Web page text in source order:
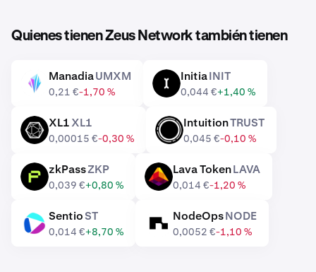
Quienes tienen Zeus Network también tienen
UMXM ManadiaUMXM
0,21 €-1,70 %
InitiaINIT
0,044 €+1,40 %
XL1 XL1XL1
0,00015 €-0,30 %
IntuitionTRUST
0,045 €-0,10 %
ZKP zkPassZKP
0,039 €+0,80 %
LAVA Lava TokenLAVA
0,014 €-1,20 %
SentioST
0,014 €+8,70 %
NODE NodeOpsNODE
0,0052 €-1,10 %